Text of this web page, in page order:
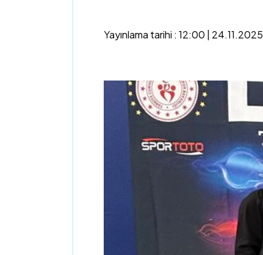
Yayınlama tarihi : 12:00 | 24.11.2025